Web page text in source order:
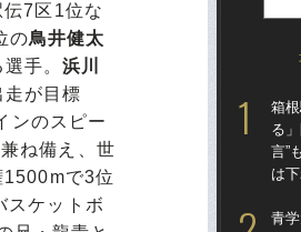
7区1位な
の鳥井健太
選手。浜川
走が目標
ンのスピー
ね備え、世
1500mで3位
スケットボ
箱
る
言”
は
青